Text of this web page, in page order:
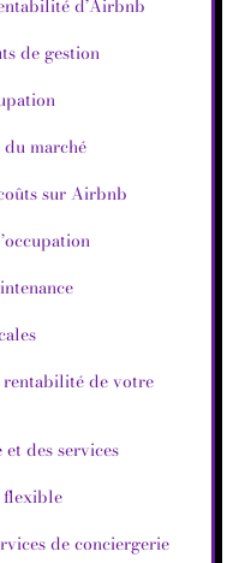
d’Airbnb
de gestion
marché
sur Airbnb
de votre
des services
flexible
de conciergerie